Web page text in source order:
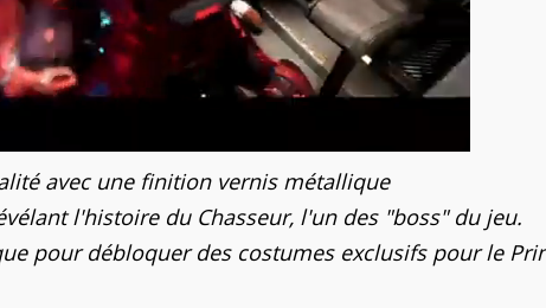
avec une finition vernis métallique
l'histoire du Chasseur, l'un des "boss" du jeu.
pour débloquer des costumes exclusifs pour le